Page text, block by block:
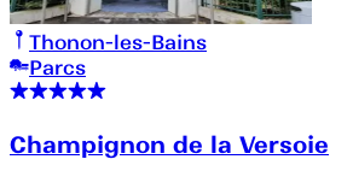
Thonon-les-Bains
Parcs
Champignon de la Versoie